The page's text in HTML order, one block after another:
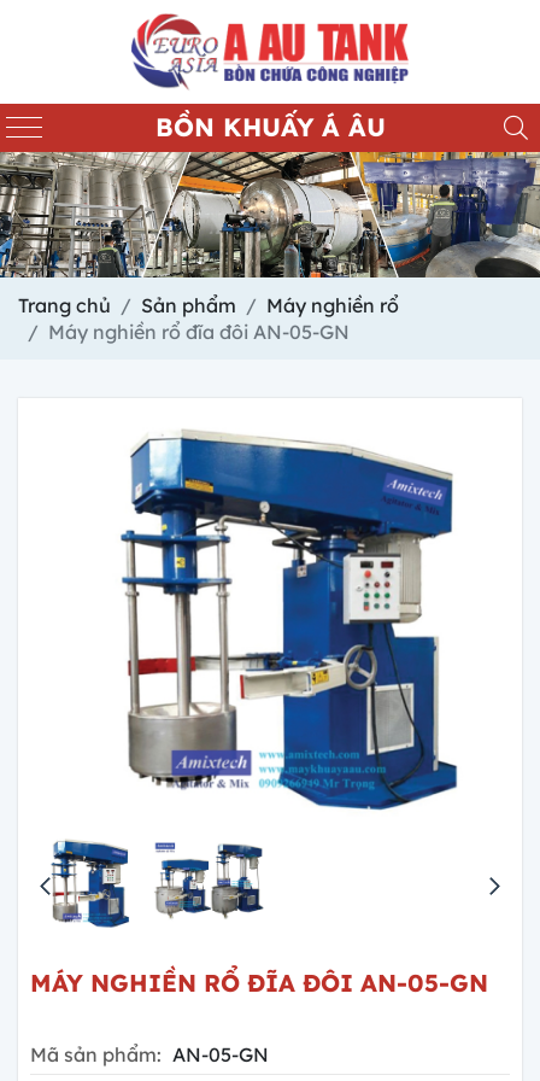
BỒN KHUẤY Á ÂU
Trang chủ Sản phẩm
Máy nghiền rổ
Máy nghiền rổ đĩa đôi AN-05-GN
MÁY NGHIỀN RỔ ĐĨA ĐÔI AN-05-GN
Mã sản phẩm: AN-05-GN